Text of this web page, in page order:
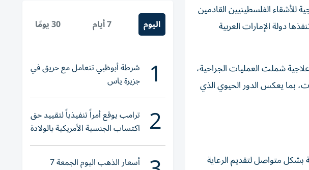
للأشقاء الفلسطينيين القادمين
التي تنفذها دولة الإمارات العربية
العائم منذ بدء عمله أكثر من 6,000 عملية جراحية، وأكثر من 29,000 خدمة علاجية شملت العمليات الجراحية،
بما يعكس الدور الحيوي الذي
متواصل لتقديم الرعاية
اليوم 7 أيام 30 يومًا
1 شرطة أبوظبي تتعامل مع حريق في
جزيرة ياس
2 ترامب يوقع أمراً تنفيذياً لتقييد حق
اكتساب الجنسية الأمريكية بالولادة
أسعار الذهب اليوم الجمعة 7